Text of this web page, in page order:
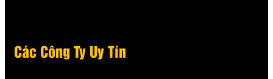
Các Công Ty Uy Tín